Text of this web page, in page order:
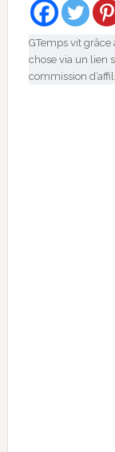
GTemps vit
chose via un lien
commission